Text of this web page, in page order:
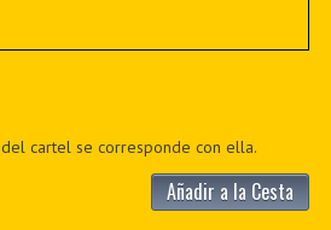
cartel se corresponde con ella.
Añadir a la Cesta